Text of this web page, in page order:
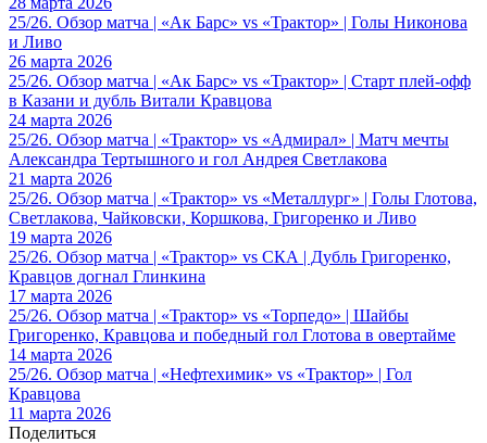
25/26. Обзор матча | «Ак Барс» vs «Трактор» | Голы Никонова
и Ливо
26 марта 2026
25/26. Обзор матча | «Ак Барс» vs «Трактор» | Старт плей-офф
в Казани и дубль Витали Кравцова
24 марта 2026
25/26. Обзор матча | «Трактор» vs «Адмирал» | Матч мечты
Александра Тертышного и гол Андрея Светлакова
21 марта 2026
25/26. Обзор матча | «Трактор» vs «Металлург» | Голы Глотова,
Светлакова, Чайковски, Коршкова, Григоренко и Ливо
19 марта 2026
25/26. Обзор матча | «Трактор» vs СКА | Дубль Григоренко,
Кравцов догнал Глинкина
17 марта 2026
25/26. Обзор матча | «Трактор» vs «Торпедо» | Шайбы
Григоренко, Кравцова и победный гол Глотова в овертайме
14 марта 2026
25/26. Обзор матча | «Нефтехимик» vs «Трактор» | Гол
Кравцова
11 марта 2026
Поделиться